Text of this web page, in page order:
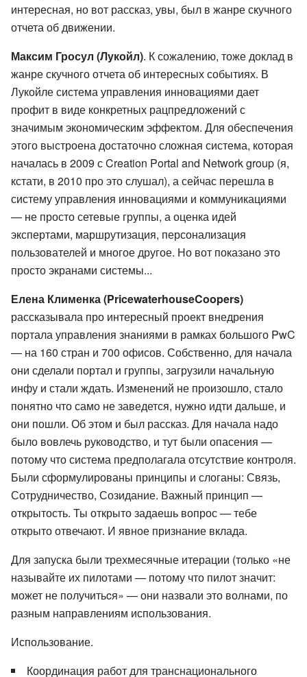
интересная, но вот рассказ, увы, был в жанре скучного
отчета об движении.
Максим Гросул (Лукойл). К сожалению, тоже доклад в
жанре скучного отчета об интересных событиях. В
Лукойле система управления инновациями дает
профит в виде конкретных рацпредложений с
значимым экономическим эффектом. Для обеспечения
этого выстроена достаточно сложная система, которая
началась в 2009 с Creation Portal and Network group (я,
кстати, в 2010 про это слушал), а сейчас перешла в
систему управления инновациями и коммуникациями
— не просто сетевые группы, а оценка идей
экспертами, маршрутизация, персонализация
пользователей и многое другое. Но вот показано это
просто экранами системы...
Елена Клименка (PricewaterhouseCoopers)
рассказывала про интересный проект внедрения
портала управления знаниями в рамках большого PwC
— на 160 стран и 700 офисов. Собственно, для начала
они сделали портал и группы, загрузили начальную
инфу и стали ждать. Изменений не произошло, стало
понятно что само не заведется, нужно идти дальше, и
они пошли. Об этом и был рассказ. Для начала надо
было вовлечь руководство, и тут были опасения —
потому что система предполагала отсутствие контроля.
Были сформулированы принципы и слоганы: Связь,
Сотрудничество, Созидание. Важный принцип —
открытость. Ты открыто задаешь вопрос — тебе
открыто отвечают. И явное признание вклада.
Для запуска были трехмесячные итерации (только «не
называйте их пилотами — потому что пилот значит:
может не получитьcя» — они назвали это волнами, по
разным направлениям использования.
Использование.
Координация работ для транснационального